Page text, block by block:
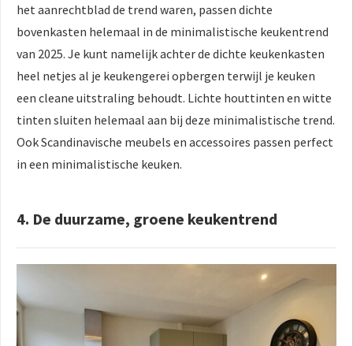
het aanrechtblad de trend waren, passen dichte
bovenkasten helemaal in de minimalistische keukentrend
van 2025. Je kunt namelijk achter de dichte keukenkasten
heel netjes al je keukengerei opbergen terwijl je keuken
een cleane uitstraling behoudt. Lichte houttinten en witte
tinten sluiten helemaal aan bij deze minimalistische trend.
Ook Scandinavische meubels en accessoires passen perfect
in een minimalistische keuken.
4. De duurzame, groene keukentrend